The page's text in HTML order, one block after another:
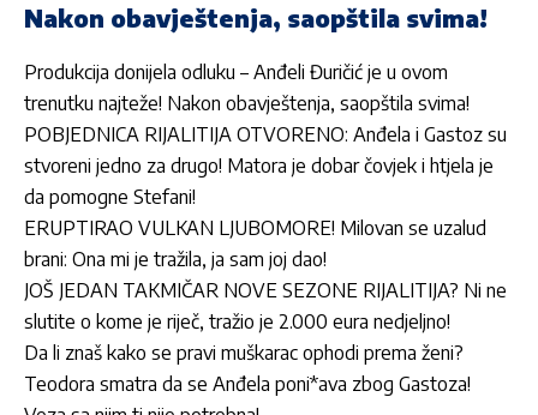
Nakon obavještenja, saopštila svima!
Produkcija donijela odluku – Anđeli Đuričić je u ovom
trenutku najteže! Nakon obavještenja, saopštila svima!
POBJEDNICA RIJALITIJA OTVORENO: Anđela i Gastoz su
stvoreni jedno za drugo! Matora je dobar čovjek i htjela je
da pomogne Stefani!
ERUPTIRAO VULKAN LJUBOMORE! Milovan se uzalud
brani: Ona mi je tražila, ja sam joj dao!
JOŠ JEDAN TAKMIČAR NOVE SEZONE RIJALITIJA? Ni ne
slutite o kome je riječ, tražio je 2.000 eura nedjeljno!
Da li znaš kako se pravi muškarac ophodi prema ženi?
Teodora smatra da se Anđela poni*ava zbog Gastoza!